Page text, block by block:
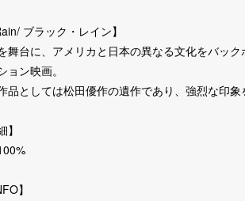
ブラック・レイン】
舞台に、アメリカと日本の異なる文化をバッ
ョン映画。
品としては松田優作の遺作であり、強烈な印象
】
】